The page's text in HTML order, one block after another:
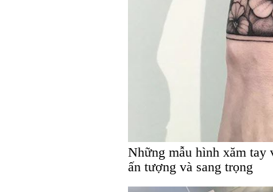
Những mẫu hình xăm tay
ấn tượng và sang trọng